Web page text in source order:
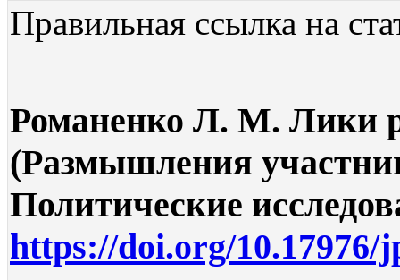
Правильная ссылка на
Романенко Л. М. Лики
(Размышления
Политические
https://doi.org/10.17976/